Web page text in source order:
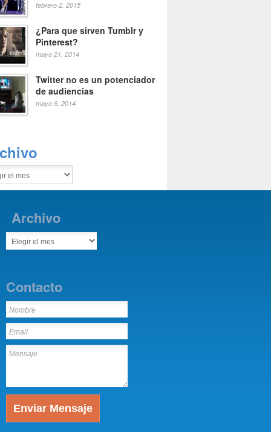
febrero 2, 2015
¿Para que sirven Tumblr y
Pinterest?
mayo 21, 2014
Twitter no es un potenciador
de audiencias
mayo 6, 2014
Archivo
Contacto